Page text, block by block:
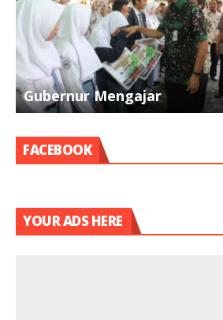
Gubernur Mengajar
FACEBOOK
YOUR ADS HERE